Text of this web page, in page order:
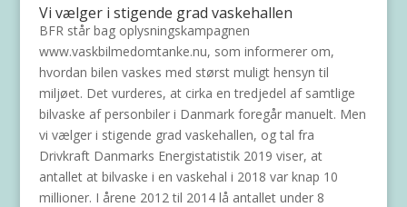
Vi vælger i stigende grad vaskehallen
BFR står bag oplysningskampagnen
www.vaskbilmedomtanke.nu, som informerer om,
hvordan bilen vaskes med størst muligt hensyn til
miljøet. Det vurderes, at cirka en tredjedel af samtlige
bilvaske af personbiler i Danmark foregår manuelt. Men
vi vælger i stigende grad vaskehallen, og tal fra
Drivkraft Danmarks Energistatistik 2019 viser, at
antallet at bilvaske i en vaskehal i 2018 var knap 10
millioner. I årene 2012 til 2014 lå antallet under 8